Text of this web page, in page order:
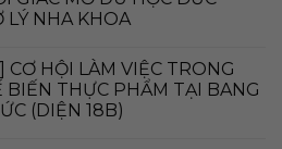
LÝ NHA KHOA
CƠ HỘI LÀM VIỆC TRONG
BIẾN THỰC PHẨM TẠI BANG
(DIỆN 18B)